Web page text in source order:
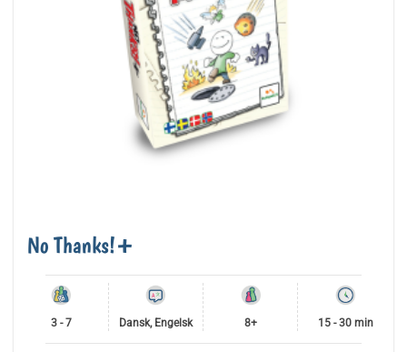
No Thanks!+
3 - 7 Dansk, Engelsk 8+ 15 - 30 min